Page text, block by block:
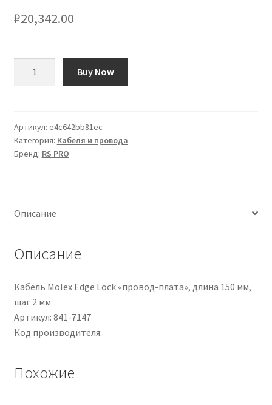
₽20,342.00
collegamento
apparecchiature
RS
28
300
V,
Bianco,
BS3G210
Buy Now
Артикул: e4c642bb81ec
Категория: Кабеля и провода
Бренд: RS PRO
Описание
Описание
Кабель Molex Edge Lock «провод-плата», длина 150 мм,
шаг 2 мм
Артикул: 841-7147
Код производителя:
Похожие